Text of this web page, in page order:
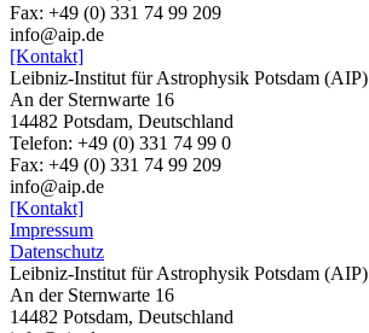
Fax: +49 (0) 331 74 99 209
info@aip.de
[Kontakt]
Leibniz-Institut für Astrophysik Potsdam (AIP)
An der Sternwarte 16
14482 Potsdam, Deutschland
Telefon: +49 (0) 331 74 99 0
Fax: +49 (0) 331 74 99 209
info@aip.de
[Kontakt]
Impressum
Datenschutz
Leibniz-Institut für Astrophysik Potsdam (AIP)
An der Sternwarte 16
14482 Potsdam, Deutschland